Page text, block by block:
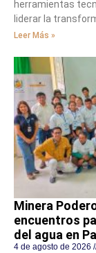
herramientas
liderar la
Leer Más »
Minera
encuentros
del agua en
4 de agosto de 2026